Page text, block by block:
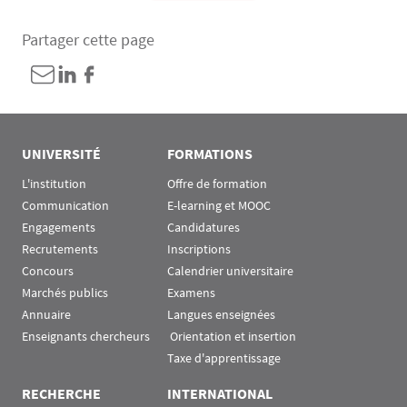
Partager cette page
UNIVERSITÉ
L'institution
Communication
Engagements
Recrutements
Concours
Marchés publics
Annuaire
Enseignants chercheurs
FORMATIONS
Offre de formation
E-learning et MOOC
Candidatures
Inscriptions
Calendrier universitaire
Examens
Langues enseignées
Orientation et insertion
Taxe d'apprentissage
RECHERCHE INTERNATIONAL